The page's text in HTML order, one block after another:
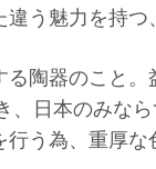
う魅力を持つ
陶器のこと
日本のみな
う為、重厚